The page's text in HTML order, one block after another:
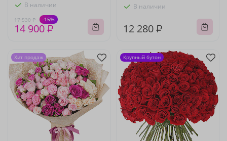
В наличии
17 530 ₽ -15%
14 900 ₽
В наличии
12 280 ₽
Хит продаж Крупный бутон